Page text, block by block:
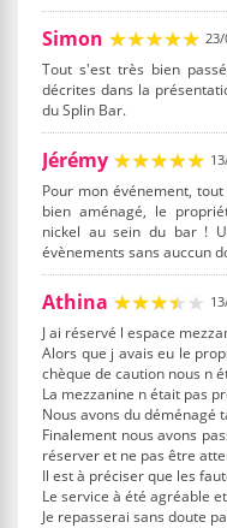
Simon 23/
Tout s'est très bien
décrites dans la
du Splin Bar.
Jérémy
Pour mon événement,
bien aménagé, le
nickel au sein du bar !
évènements sans auccun
Athina
J ai réservé l espace
Alors que j avais eu le
chèque de caution nous n
La mezzanine n était pas
Nous avons du déménagé
Finalement nous avons
réserver et ne pas être
Il est à préciser que les
Le service à été agréable
Je repasserai sans doute